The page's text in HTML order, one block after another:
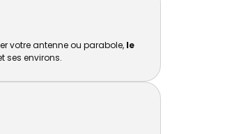
votre antenne ou parabole, le
ses environs.